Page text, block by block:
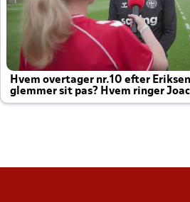
Hvem overtager nr.10 efter
glemmer sit pas? Hvem ringer
altid til efter kampe?